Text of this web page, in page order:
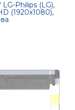
Philips (LG),
(1920x1080),